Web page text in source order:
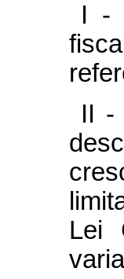
I -
II -
Lei